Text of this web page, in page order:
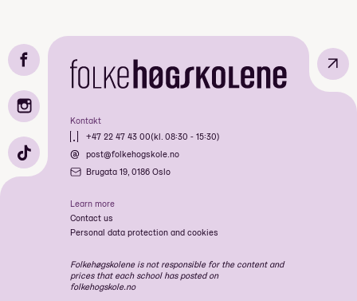
Cosplay
Cosplay - HØST
Kontakt
+47 22 47 43 00(kl. 08:30 - 15:30)
post@folkehogskole.no
Brugata 19, 0186 Oslo
Learn more
Contact us
Personal data protection and cookies
Folkehøgskolene is not responsible for the content and
prices that each school has posted on
folkehogskole.no
↗